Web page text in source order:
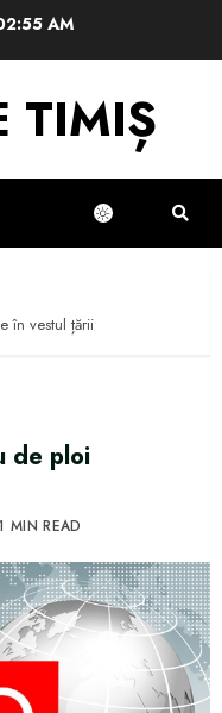
AM
TIMIȘ
în vestul țării
de ploi
MIN READ